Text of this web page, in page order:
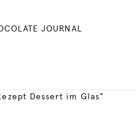
JOURNAL
Dessert im Glas"